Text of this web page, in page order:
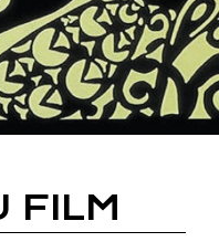
FILM